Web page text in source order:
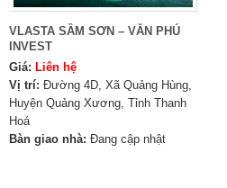
VLASTA SẦM SƠN – VĂN PHÚ
INVEST
Giá: Liên hệ
Vị trí: Đường 4D, Xã Quảng Hùng,
Huyện Quảng Xương, Tỉnh Thanh
Hoá
Bàn giao nhà: Đang cập nhật